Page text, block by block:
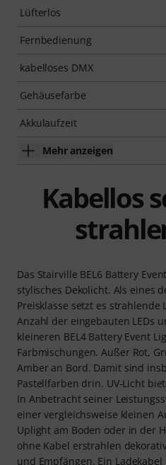
Lüfterlos
Fernbedienung
kabelloses DMX
Gehäusefarbe
Akkulaufzeit
Mehr anzeigen
Kabellos
Das Stairville BEL6 Battery
stylisches Dekolicht. Als eines
Preisklasse setzt es strahlende
Anzahl der eingebauten LEDs
kleineren BEL4 Battery Event
Farbmischungen. Außer Rot,
Amber an Bord. Damit sind
Pastellfarben drin. UV-Licht
In Anbetracht seiner
einer vergleichsweise kleinen
Uplight am Boden oder in der
ohne Kabel erstrahlen
und Empfängen. Ein